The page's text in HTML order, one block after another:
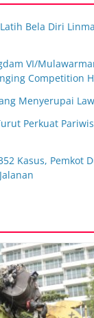
Bela Diri
VI/
Competition
Menyerupai
Perkuat
Kasus, Pemkot